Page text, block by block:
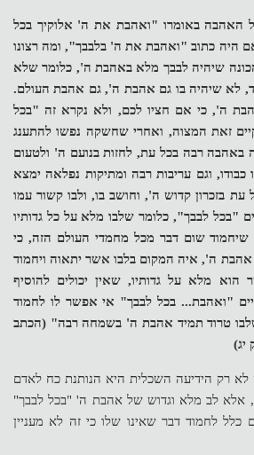
האהבה באומרו "ואהבת את ה' אלוקיך בכל
היה כתוב "ואהבת את ה' בלבבך", ומה רצונו
שיהיה לבבך מלא באהבת ה', כלומר שלא
לא שיהיה בו גם אהבת ה', גם אהבת העולם.
ה', כי אם חציו לכם, ולא נקרא זה "בכל
זאת המצוה, ואחרי שחשקה נפשו להתענג
באהבה רבה בכל עת, לחזות בנועם ה' ולטעום
וגם עריבות רבה ומתיקות נפלאה ימצא
בזכרון קדוש ה', וחושב בו, ולבו קשור עמו
"בכל לבבך", כלומר שלבו מלא על כל גדותיו
שום דבר מכל מחמדי העולם הזה, כי
ה', איה המקום בלבו אשר יתאוה ויחמוד
הוא מלא על גדותיו, שאין יכולים להוסיף
"ואהבת... בכל לבבך" אי אפשר לו לחמוד
טרוד תמיד אהבת ה' בשמחה רבה" (הכתב
יג)
לא רק הידיעה השכלית היא הנותנת כח לאדם
אלא לב מלא וגדוש של אהבת ה' "בכל לבבך"
כלל לחמוד דבר שאינו שלו כי זה לא מעניין